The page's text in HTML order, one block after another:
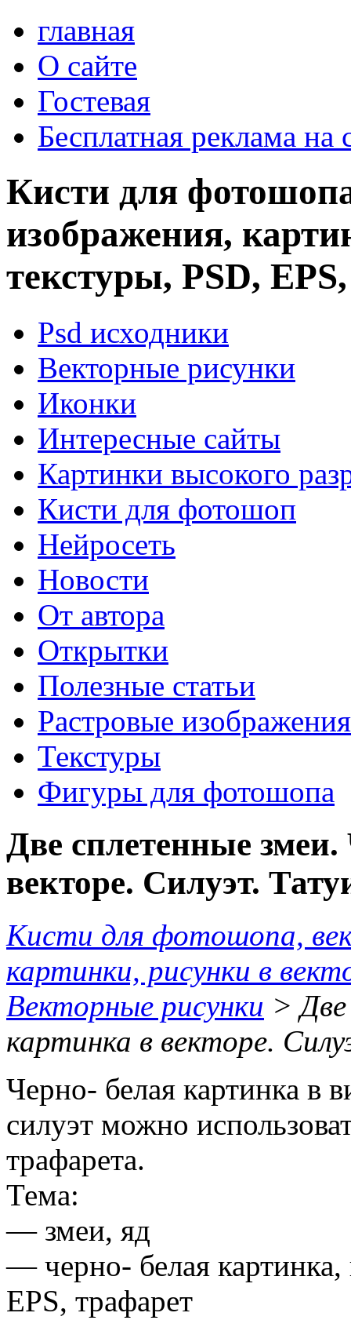
главная
О сайте
Гостевая
Бесплатная реклама на
Кисти для
изображения,
текстуры, PSD,
Psd исходники
Векторные рисунки
Иконки
Интересные сайты
Картинки высокого
Кисти для фотошоп
Нейросеть
Новости
От автора
Открытки
Полезные статьи
Растровые изображения
Текстуры
Фигуры для фотошопа
Две сплетенные
векторе. Силуэт.
Кисти для фотошопа,
картинки, рисунки в
Векторные рисунки >
картинка в векторе.
Черно- белая картинка в
силуэт можно
трафарета.
Тема:
— змеи, яд
— черно- белая картинка,
EPS, трафарет